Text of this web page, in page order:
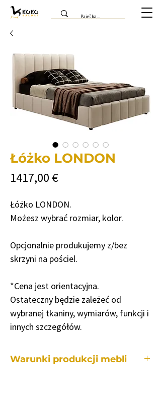
Łóżko LONDON
1417,00 €Cena
Łóżko LONDON.
Możesz wybrać rozmiar, kolor.
Opcjonalnie produkujemy z/bez
skrzyni na pościel.
*Cena jest orientacyjna.
Ostateczny będzie zależeć od
wybranej tkaniny, wymiarów, funkcji i
innych szczegółów.
Warunki produkcji mebli